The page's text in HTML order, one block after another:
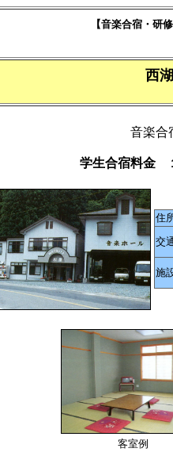
【音楽合宿・研
西湖
音楽合
学生合宿料金
住
交
施
客室例